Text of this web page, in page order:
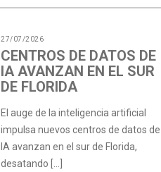
27/07/2026
CENTROS DE DATOS DE
IA AVANZAN EN EL SUR
DE FLORIDA
El auge de la inteligencia artificial
impulsa nuevos centros de datos de
IA avanzan en el sur de Florida,
desatando […]